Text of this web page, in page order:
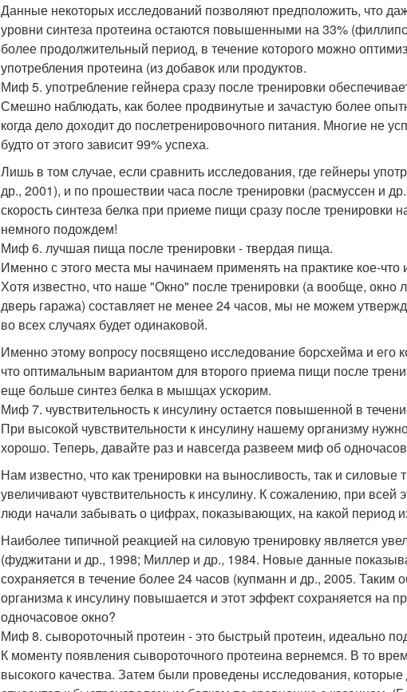
Данные некоторых исследований позволяют предположить, что
уровни синтеза протеина остаются повышенными на 33%
более продолжительный период, в течение которого можно
употребления протеина (из добавок или продуктов.
Миф 5. употребление гейнера сразу после тренировки
Смешно наблюдать, как более продвинутые и зачастую более
когда дело доходит до послетренировочного питания. Многие не
будто от этого зависит 99% успеха.
Лишь в том случае, если сравнить исследования, где гейнеры
др., 2001), и по прошествии часа после тренировки (расмуссен и
скорость синтеза белка при приеме пищи сразу после
немного подождем!
Миф 6. лучшая пища после тренировки - твердая пища.
Именно с этого места мы начинаем применять на практике кое-
Хотя известно, что наше "Окно" после тренировки (а вообще,
дверь гаража) составляет не менее 24 часов, мы не можем
во всех случаях будет одинаковой.
Именно этому вопросу посвящено исследование борсхейма и его
что оптимальным вариантом для второго приема пищи после
еще больше синтез белка в мышцах ускорим.
Миф 7. чувствительность к инсулину остается повышенной в
При высокой чувствительности к инсулину нашему организму
хорошо. Теперь, давайте раз и навсегда развеем миф об
Нам известно, что как тренировки на выносливость, так и силовые
увеличивают чувствительность к инсулину. К сожалению, при всей
люди начали забывать о цифрах, показывающих, на какой период
Наиболее типичной реакцией на силовую тренировку является
(фуджитани и др., 1998; Миллер и др., 1984. Новые данные
сохраняется в течение более 24 часов (купманн и др., 2005. Таким
организма к инсулину повышается и этот эффект сохраняется на
одночасовое окно?
Миф 8. сывороточный протеин - это быстрый протеин, идеально
К моменту появления сывороточного протеина вернемся. В то
высокого качества. Затем были проведены исследования,